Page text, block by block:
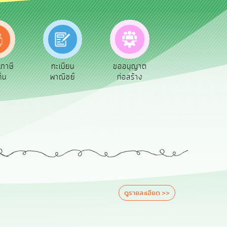
าษี
ทะเบียน
พาณิชย์
ขออนุญาต
ก่อสร้าง
คู่มือ
ประชาชน
ดูรายละเอียด >>